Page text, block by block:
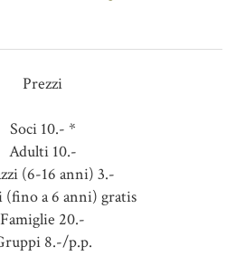
Prezzi
Soci 10.- *
Adulti 10.-
(6-16 anni) 3.-
(fino a 6 anni) gratis
Famiglie 20.-
8.-/p.p.